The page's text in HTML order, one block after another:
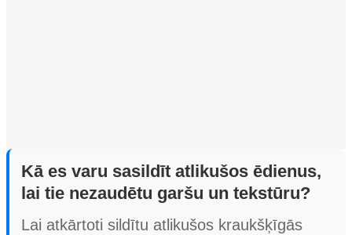
Kā es varu sasildīt atlikušos ēdienus,
lai tie nezaudētu garšu un tekstūru?
Lai atkārtoti sildītu atlikušos kraukšķīgās